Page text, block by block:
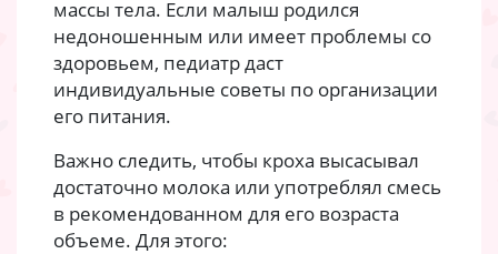
массы тела. Если малыш родился
недоношенным или имеет проблемы со
здоровьем, педиатр даст
индивидуальные советы по организации
его питания.
Важно следить, чтобы кроха высасывал
достаточно молока или употреблял смесь
в рекомендованном для его возраста
объеме. Для этого: